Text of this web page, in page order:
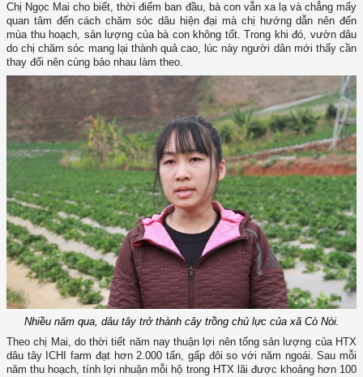
Chị Ngọc Mai cho biết, thời điểm ban đầu, bà con vẫn xa lạ và chẳng mấy
quan tâm đến cách chăm sóc dâu hiện đại mà chị hướng dẫn nên đến
mùa thu hoạch, sản lượng của bà con không tốt. Trong khi đó, vườn dâu
do chị chăm sóc mang lại thành quả cao, lúc này người dân mới thấy cần
thay đổi nên cùng bảo nhau làm theo.
Nhiều năm qua, dâu tây trở thành cây trồng chủ lực của xã Cò Nòi.
Theo chị Mai, do thời tiết năm nay thuận lợi nên tổng sản lượng của HTX
dâu tây ICHI farm đạt hơn 2.000 tấn, gấp đôi so với năm ngoái. Sau mỗi
năm thu hoạch, tính lợi nhuận mỗi hộ trong HTX lãi được khoảng hơn 100